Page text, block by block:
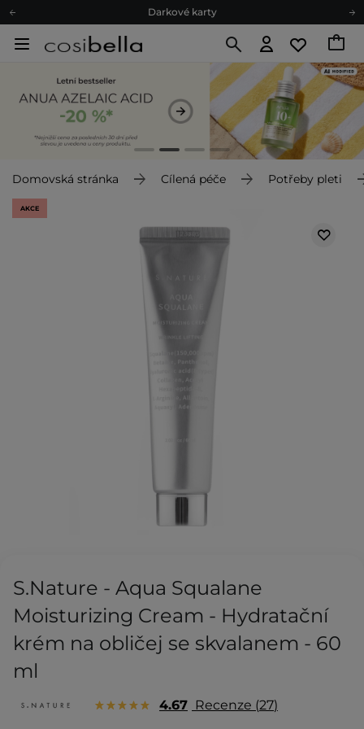
Ekologické balení
Doporučovací Program
Odeslání do 24 hod.
Darkové karty
Ekologické balení
Domovská stránka Cílená péče Potřeby pleti
AKCE
S.Nature - Aqua Squalane
Moisturizing Cream - Hydratační
krém na obličej se skvalanem - 60
ml
4.67 Recenze 27